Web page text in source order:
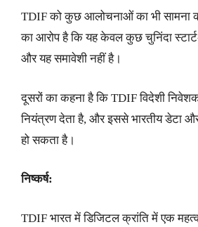
TDIF को कुछ आलोचनाओं का भी सामना
का आरोप है कि यह केवल कुछ चुनिंदा
और यह समावेशी नहीं है।
दूसरों का कहना है कि TDIF विदेशी
नियंत्रण देता है, और इससे भारतीय डेटा
हो सकता है।
निष्कर्ष:
TDIF भारत में डिजिटल क्रांति में एक